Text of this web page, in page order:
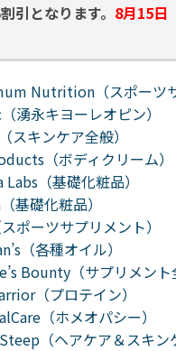
引となります。 8月15日
Nutrition（スポーツサ
湧永キヨーレオピン）
スキンケア全般）
（ボディクリーム）
Labs（基礎化粧品）
基礎化粧品）
ポーツサプリメント）
（各種オイル）
Bounty（サプリメント
（プロテイン）
（ホメオパシー）
（ヘアケア＆スキン